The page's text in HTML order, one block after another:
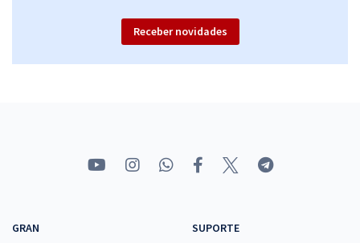
Receber novidades
GRAN
SUPORTE